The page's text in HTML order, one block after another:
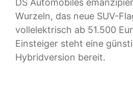
DS Automobiles
Wurzeln, das neue SUV-
vollelektrisch ab 51.500
Einsteiger steht eine
Hybridversion bereit.